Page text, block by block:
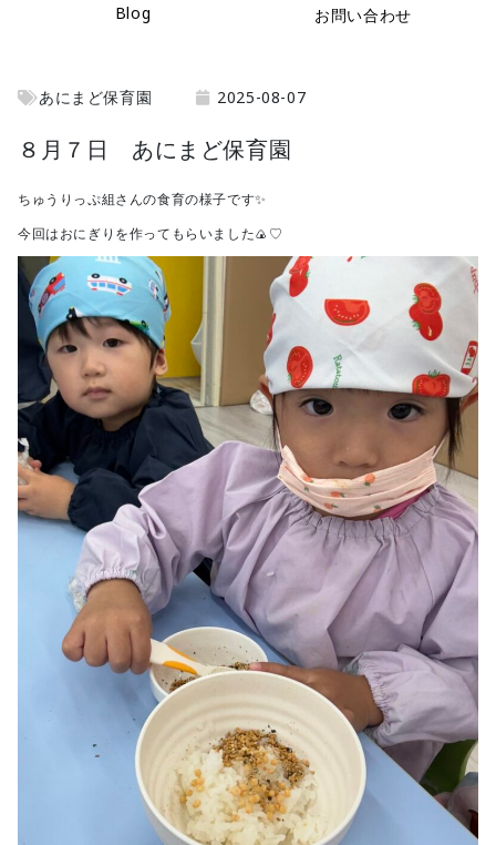
Blog お問い合わせ
あにまど保育園 2025-08-07
８月７日 あにまど保育園
ちゅうりっぷ組さんの食育の様子です✨
今回はおにぎりを作ってもらいました🍙♡